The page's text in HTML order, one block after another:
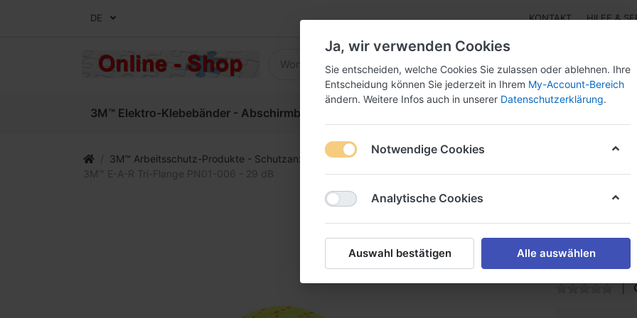
DE KONTAKT HILFE &
3M™ Elektro-Klebebänder - Abschirmbänder - Isolierung 3M™ einseitige Klebebänder Papier-
3M™ Arbeitsschutz-Produkte - Schutzanzüge - Gehörschutz - Augenschutz - Warnmarkierung
Gehörschutz-
3M™ E-A-R Tri-Flange PN01-006 - 29 dB
3M™
006 -
Ja, wir verwenden Cookies
Sie entscheiden, welche Cookies Sie zulassen oder ablehnen. Ihre
Entscheidung können Sie jederzeit in Ihrem My-Account-Bereich
ändern. Weitere Infos auch in unserer Datenschutzerklärung.
Notwendige Cookies
Analytische Cookies
Auswahl bestätigen Alle auswählen